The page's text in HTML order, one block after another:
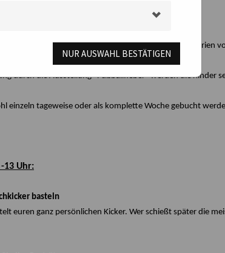
NUR AUSWAHL BESTÄTIGEN
"FUSSBALLFIEBER"
Derbys im Südwesten" wartet in den Osterferien
durch die Ausstellung "Fußballfieber" werden die Kinder
einzeln tageweise oder als komplette Woche gebucht
13 Uhr:
basteln
euren ganz persönlichen Kicker. Wer schießt später die